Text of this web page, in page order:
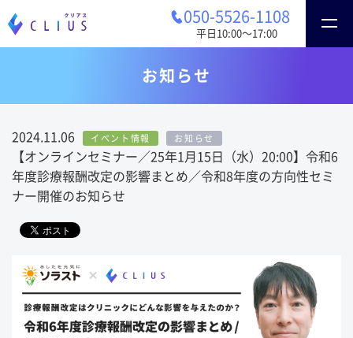
050-5526-1108
平日10:00〜17:00
お知らせ
2024.11.06 イベント情報 お知らせ
【オンラインセミナー／25年1月15日（水）20:00】令和6
年度診療報酬改定の影響まとめ／令和8年度の方向性セミ
ナー開催のお知らせ